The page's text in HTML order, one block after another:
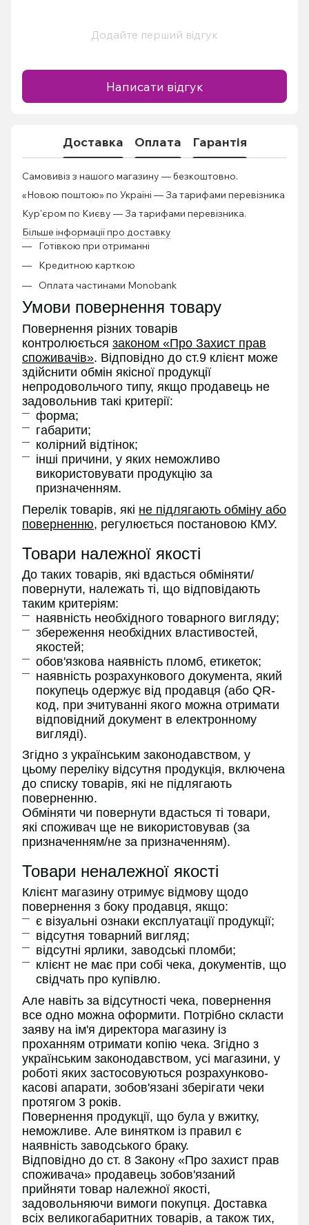
Додайте перший відгук
Написати відгук
Доставка Оплата Гарантія
Самовивіз з нашого магазину — безкоштовно.
«Новою поштою» по Україні — За тарифами перевізника
Кур'єром по Києву — За тарифами перевізника.
Більше інформації про доставку
Готівкою при отриманні
Кредитною карткою
Оплата частинами Monobank
Умови повернення товару
Повернення різних товарів
контролюється законом «Про Захист прав
споживачів». Відповідно до ст.9 клієнт може
здійснити обмін якісної продукції
непродовольчого типу, якщо продавець не
задовольнив такі критерії:
форма;
габарити;
колірний відтінок;
інші причини, у яких неможливо
використовувати продукцію за
призначенням.
Перелік товарів, які не підлягають обміну або
поверненню, регулюється постановою КМУ.
Товари належної якості
До таких товарів, які вдасться обміняти/
повернути, належать ті, що відповідають
таким критеріям:
наявність необхідного товарного вигляду;
збереження необхідних властивостей,
якостей;
обов'язкова наявність пломб, етикеток;
наявність розрахункового документа, який
покупець одержує від продавця (або QR-
код, при зчитуванні якого можна отримати
відповідний документ в електронному
вигляді).
Згідно з українським законодавством, у
цьому переліку відсутня продукція, включена
до списку товарів, які не підлягають
поверненню.
Обміняти чи повернути вдасться ті товари,
які споживач ще не використовував (за
призначенням/не за призначенням).
Товари неналежної якості
Клієнт магазину отримує відмову щодо
повернення з боку продавця, якщо:
є візуальні ознаки експлуатації продукції;
відсутня товарний вигляд;
відсутні ярлики, заводські пломби;
клієнт не має при собі чека, документів, що
свідчать про купівлю.
Але навіть за відсутності чека, повернення
все одно можна оформити. Потрібно скласти
заяву на ім'я директора магазину із
проханням отримати копію чека. Згідно з
українським законодавством, усі магазини, у
роботі яких застосовуються розрахунково-
касові апарати, зобов'язані зберігати чеки
протягом 3 років.
Повернення продукції, що була у вжитку,
неможливе. Але винятком із правил є
наявність заводського браку.
Відповідно до ст. 8 Закону «Про захист прав
споживача» продавець зобов'язаний
прийняти товар належної якості,
задовольняючи вимоги покупця. Доставка
всіх великогабаритних товарів, а також тих,